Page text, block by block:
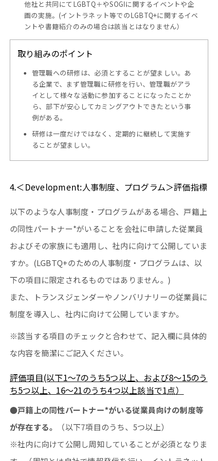
他社と共同にてLGBTQ＋やSOGIに関するイベントや企
画の実施。(イントラネット等でのLGBTQ+に関するイベ
ントや書籍紹介のみの場合は該当とはなりません）
取り組みのポイント
管理職への研修は、必須とすることが望ましい。あ
る企業で、まず管理職に研修を行い、管理職がアラ
イとして様々な活動に参加することになったことか
ら、部下が安心してカミングアウトできたという事
例がある。
研修は一度だけではなく、定期的に継続して実施す
ることが望ましい。
4.＜Development:人事制度、プログラム＞評価指標
以下のような人事制度・プログラムがある場合、戸籍上
の同性パートナー*がいることを会社に申請した従業員
およびその家族にも適用し、社内に向けて公開していま
すか。(LGBTQ+のための人事制度・プログラムは、以
下の項目に限定されるものではありません。)
また、トランスジェンダーやノンバリナリーの従業員に
制度を導入し、社内に向けて公開していますか。
※該当する項目のチェックと合わせて、記入欄に具体的
な内容を簡潔にご記入ください。
評価項目(以下1〜7のうち5つ以上、および8〜15のう
ち5つ以上、16〜21のうち4つ以上該当で1点）
●戸籍上の同性パートナー*がいる従業員向けの制度等
が存在する。
（以下7項目のうち、5つ以上）
※社内に向けて公開し周知していることが必須となりま